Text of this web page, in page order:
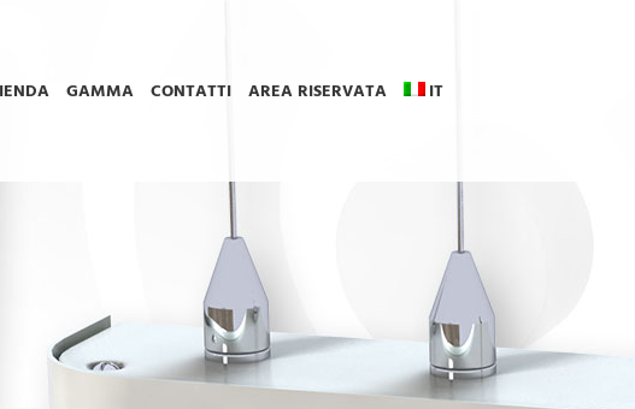
GAMMA CONTATTI AREA RISERVATA IT